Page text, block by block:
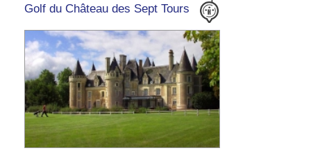
Golf du Château des Sept Tours